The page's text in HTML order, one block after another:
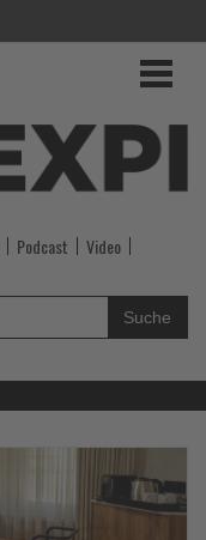
Podcast
Video
Suche